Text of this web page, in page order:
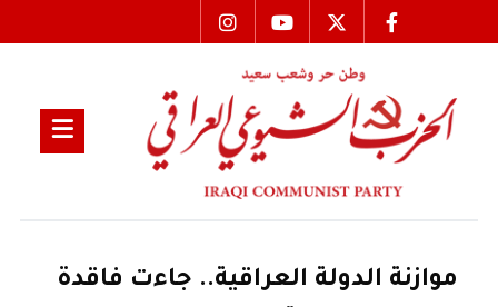
موازنة الدولة العراقية.. جاءت فاقدة